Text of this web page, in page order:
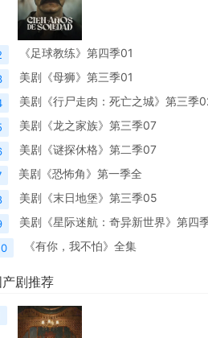
《足球教练》第四季01
美剧《母狮》第三季01
美剧《行尸走肉：死亡之城》第三季
美剧《龙之家族》第三季07
美剧《谜探休格》第二季07
美剧《恐怖角》第一季全
美剧《末日地堡》第三季05
美剧《星际迷航：奇异新世界》第四
《有你，我不怕》全集
产剧推荐